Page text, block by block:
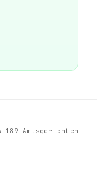
Amtsgerichten